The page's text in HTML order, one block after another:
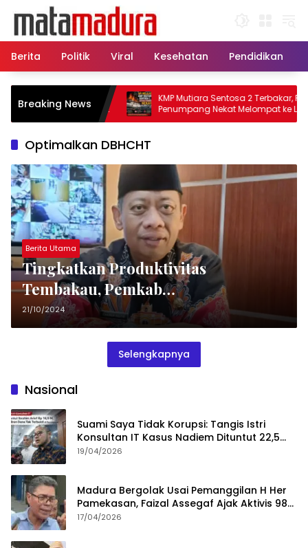
konten
Berita
Politik Viral Kesehatan Pendidikan
Breaking News
11 Kapal Sisir
Korban KMP
KMP Mutiara Sentosa 2 Terbakar,
Penumpang Nekat Melompat ke Laut
Optimalkan DBHCHT
Berita Utama
Tingkatkan Produktivitas
Tembakau, Pemkab
Sumenep Optimalkan DBHCHT
Untuk Irigasi Air Tanah
21/10/2024
Selengkapnya
Nasional
Suami Saya Tidak Korupsi: Tangis Istri
Konsultan IT Kasus Nadiem Dituntut 22,5
Tahun
19/04/2026
Madura Bergolak Usai Pemanggilan H Her
Pamekasan, Faizal Assegaf Ajak Aktivis 98
Bongkar Permainan KPK
17/04/2026